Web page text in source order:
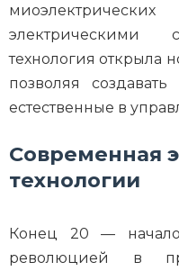
технология открыла
позволяя
естественные в
Современная
технологии
Конец 20 — начало
революцией в